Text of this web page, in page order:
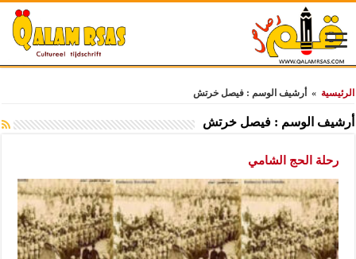
الرئيسية » أرشيف الوسم : فيصل خرتش
أرشيف الوسم : فيصل خرتش
رحلة الحج الشامي